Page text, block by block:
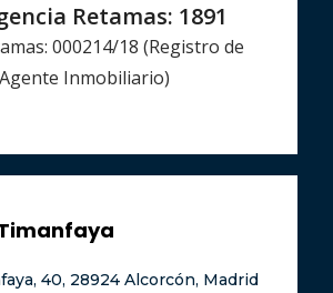
Retamas: 1891
000214/18 (Registro de
Agente Inmobiliario)
40, 28924 Alcorcón, Madrid